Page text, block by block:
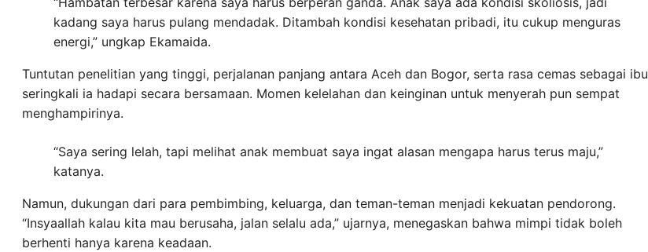
kadang saya harus pulang mendadak. Ditambah kondisi kesehatan pribadi, itu cukup menguras
energi,” ungkap Ekamaida.
Tuntutan penelitian yang tinggi, perjalanan panjang antara Aceh dan Bogor, serta rasa cemas sebagai ibu
seringkali ia hadapi secara bersamaan. Momen kelelahan dan keinginan untuk menyerah pun sempat
menghampirinya.
“Saya sering lelah, tapi melihat anak membuat saya ingat alasan mengapa harus terus maju,”
katanya.
Namun, dukungan dari para pembimbing, keluarga, dan teman-teman menjadi kekuatan pendorong.
“Insyaallah kalau kita mau berusaha, jalan selalu ada,” ujarnya, menegaskan bahwa mimpi tidak boleh
berhenti hanya karena keadaan.